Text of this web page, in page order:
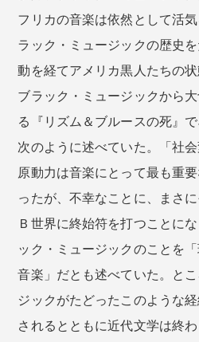
フリカの音楽は依然として活
ラック・ミュージックの歴史
動を経てアメリカ黒人たちの
ブラック・ミュージックから
る『リズム＆ブルースの死』
次のように述べていた。「社
原動力は音楽にとって最も重
ったが、不幸なことに、まさ
Ｂ世界に終始符を打つことに
ック・ミュージックのことを
音楽」だとも述べていた。と
ジックがたどったこのような
されるとともに近代文学は終